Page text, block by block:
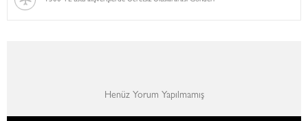
Henüz Yorum Yapılmamış